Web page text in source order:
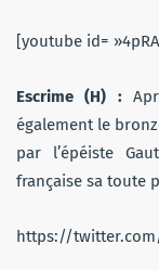
[youtube id=
Escrime (H) :
également le
par l’épéiste
française sa toute
https://twitter.com/